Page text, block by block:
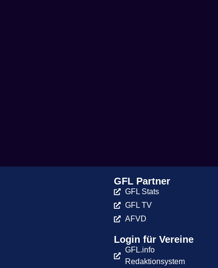
GFL Partner
GFL Stats
GFL TV
AFVD
Login für Vereine
GFL.info
Redaktionsystem